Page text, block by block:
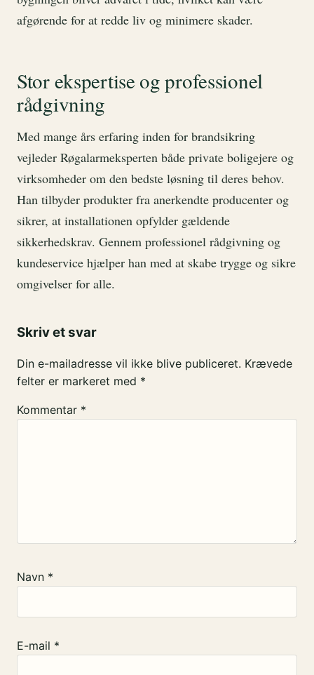
afgørende for at redde liv og minimere skader.
Stor ekspertise og professionel
rådgivning
Med mange års erfaring inden for brandsikring
vejleder Røgalarmeksperten både private boligejere og
virksomheder om den bedste løsning til deres behov.
Han tilbyder produkter fra anerkendte producenter og
sikrer, at installationen opfylder gældende
sikkerhedskrav. Gennem professionel rådgivning og
kundeservice hjælper han med at skabe trygge og sikre
omgivelser for alle.
Skriv et svar
Din e-mailadresse vil ikke blive publiceret. Krævede
felter er markeret med *
Kommentar *
Navn *
E-mail *